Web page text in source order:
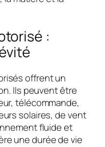
:
offrent un
Ils peuvent être
télécommande,
solaires, de vent
fluide et
une durée de vie